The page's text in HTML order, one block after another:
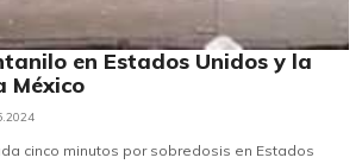
en Estados Unidos y la
México
cinco minutos por sobredosis en Estados